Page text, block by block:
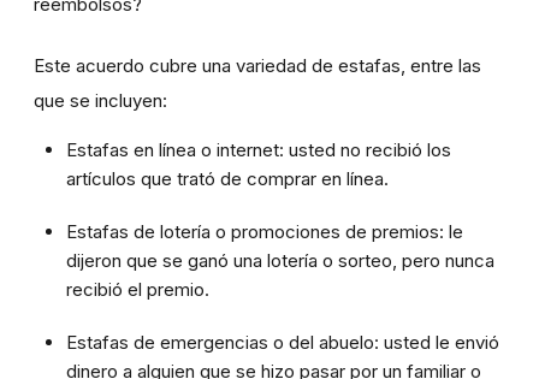
Este acuerdo cubre una variedad de estafas, entre las
que se incluyen:
Estafas en línea o internet: usted no recibió los
artículos que trató de comprar en línea.
Estafas de lotería o promociones de premios: le
dijeron que se ganó una lotería o sorteo, pero nunca
recibió el premio.
Estafas de emergencias o del abuelo: usted le envió
dinero a alguien que se hizo pasar por un familiar o